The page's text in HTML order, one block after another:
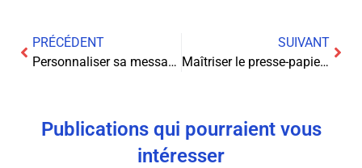
PRÉCÉDENT
Personnaliser sa messagerie vocale Samsung : guide complet
SUIVANT
Maîtriser le presse-papier sur Samsung : guide complet de récupération de documents
Publications qui pourraient vous
intéresser